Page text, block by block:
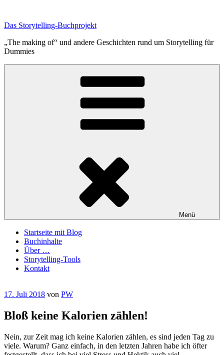
springen
Das Storytelling-Buchprojekt
„The making of“ und andere Geschichten rund um Storytelling für
Dummies
Menü
Startseite mit Blog
Buchinhalte
Über …
Storytelling-Tools
Kontakt
Veröffentlicht
17. Juli 2018 von PW
Bloß keine Kalorien zählen!
Nein, zur Zeit mag ich keine Kalorien zählen, es sind jeden Tag zu
viele. Warum? Ganz einfach, in den letzten Jahren habe ich öfter